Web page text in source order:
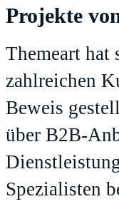
Projekte
Themeart hat
zahlreichen
Beweis
über B2B-
Spezialisten